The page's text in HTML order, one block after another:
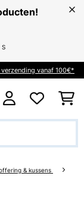
S
vanaf 100€*
& kussens